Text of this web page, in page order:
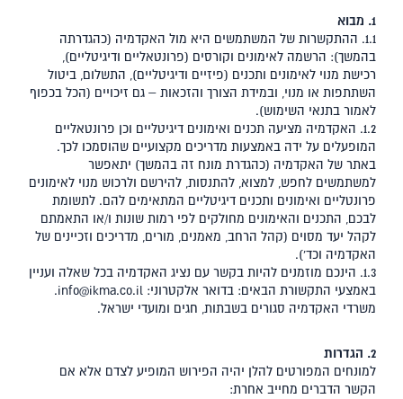
1. מבוא
1.1. ההתקשרות של המשתמשים היא מול האקדמיה (כהגדרתה
בהמשך): הרשמה לאימונים וקורסים (פרונטאליים ודיגיטליים),
רכישת מנוי לאימונים ותכנים (פיזיים ודיגיטליים), התשלום, ביטול
השתתפות או מנוי, ובמידת הצורך והזכאות – גם זיכויים (הכל בכפוף
לאמור בתנאי השימוש).
1.2. האקדמיה מציעה תכנים ואימונים דיגיטליים וכן פרונטאליים
המופעלים על ידה באמצעות מדריכים מקצועיים שהוסמכו לכך.
באתר של האקדמיה (כהגדרת מונח זה בהמשך) יתאפשר
למשתמשים לחפש, למצוא, להתנסות, להירשם ולרכוש מנוי לאימונים
פרונטליים ואימונים ותכנים דיגיטליים המתאימים להם. לתשומת
לבכם, התכנים והאימונים מחולקים לפי רמות שונות ו/או התאמתם
לקהל יעד מסוים (קהל הרחב, מאמנים, מורים, מדריכים וזכיינים של
האקדמיה וכד').
1.3. הינכם מוזמנים להיות בקשר עם נציג האקדמיה בכל שאלה ועניין
באמצעי התקשורת הבאים: בדואר אלקטרוני: info@ikma.co.il
.
משרדי האקדמיה סגורים בשבתות, חגים ומועדי ישראל.
2. הגדרות
למונחים המפורטים להלן יהיה הפירוש המופיע לצדם אלא אם
הקשר הדברים מחייב אחרת: